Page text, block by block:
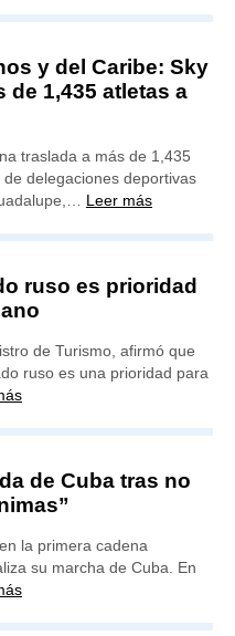
y del Caribe: Sky
de 1,435 atletas a
traslada a más de 1,435
delegaciones deportivas
Leer más
ruso es prioridad
de Turismo, afirmó que
ruso es una prioridad para
de Cuba tras no
la primera cadena
su marcha de Cuba. En